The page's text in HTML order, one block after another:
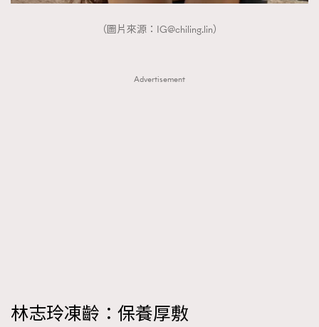
（圖片來源： IG@chiling.lin）
Advertisement
林志玲凍齡：保養厚敷